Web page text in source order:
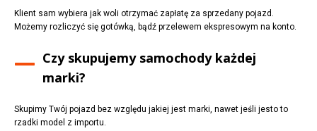
Klient sam wybiera jak woli otrzymać zapłatę za sprzedany pojazd.
Możemy rozliczyć się gotówką, bądź przelewem ekspresowym na konto.
Czy skupujemy samochody każdej
marki?
Skupimy Twój pojazd bez względu jakiej jest marki, nawet jeśli jesto to
rzadki model z importu.